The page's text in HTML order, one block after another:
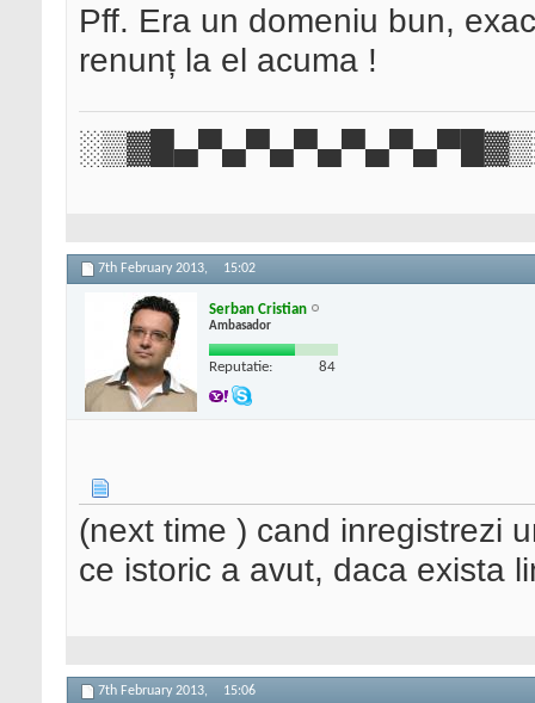
Pff. Era un domeniu bun,
renunț la el acuma !
7th February 2013, 15:02
Serban Cristian
Ambasador
Reputatie: 84
(next time ) cand inregistrezi
ce istoric a avut, daca exista
7th February 2013, 15:06